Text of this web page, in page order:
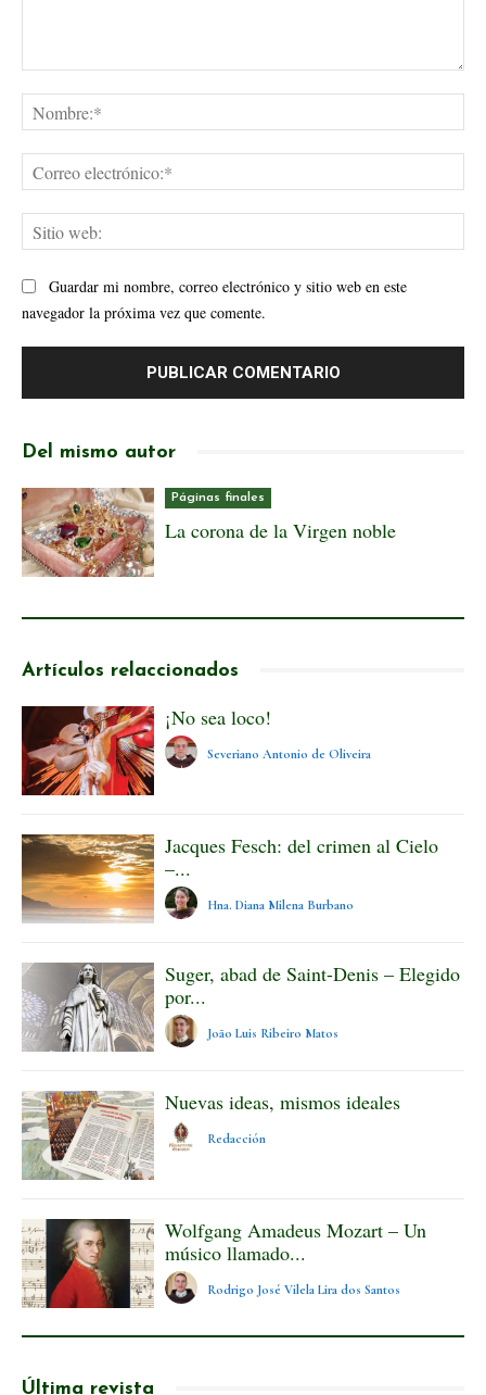
Guardar mi nombre, correo electrónico y sitio web en este
navegador la próxima vez que comente.
Del mismo autor
Páginas finales
La corona de la Virgen noble
Artículos relaccionados
¡No sea loco!
Severiano Antonio de Oliveira
Jacques Fesch: del crimen al Cielo
–...
Hna. Diana Milena Burbano
Suger, abad de Saint-Denis – Elegido
por...
João Luis Ribeiro Matos
Nuevas ideas, mismos ideales
Redacción
Wolfgang Amadeus Mozart – Un
músico llamado...
Rodrigo José Vilela Lira dos Santos
Última revista